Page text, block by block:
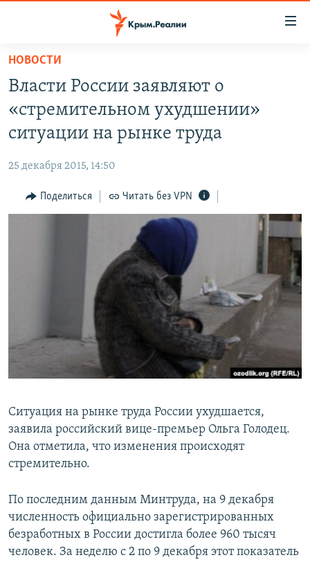
Вернуться
основному
содержанию
Вернутся
главной
навигации
Вернутся
11 ЛЕТ ОККУПАЦИИ КРЫМА. 11 ИСТОРИЙ СОПРОТИВЛЕНИЯ
ВОДА
ЕЩЕ
ИНТЕРАКТИВ
ТЕЛЕПРОЕКТ КРЫМ.РЕАЛИИ
СОВЕТЫ ПРАВОЗАЩИТНИКОВ
ПРОПАВШИЕ БЕЗ ВЕСТИ
КРЫМ.НЕПОКОРЕННЫЙ
РАДІО СВОБОДА
КАК ОБОЙТИ БЛОКИРОВКУ
Все сайты RFE/RL
НОВОСТИ
Власти России заявляют о
«стремительном ухудшении»
ситуации на рынке труда
25 декабря 2015, 14:50
Поделиться Читать без VPN
Ситуация на рынке труда России ухудшается,
заявила российский вице-премьер Ольга Голодец.
Она отметила, что изменения происходят
стремительно.
По последним данным Минтруда, на 9 декабря
численность официально зарегистрированных
безработных в России достигла более 960 тысяч
человек. За неделю с 2 по 9 декабря этот показатель